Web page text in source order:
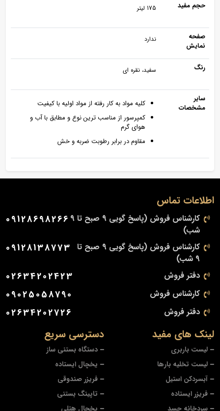
حجم مفید 175 لیتر
صفحه
نمایش
ندارد
رنگ سفید، نقره ای
سایر
مشخصات
کلیه مواد به کار رفته از مواد اولیه با کیفیت
کمپرسور از مناسب ترین نوع و مطابق با آب و
هوای گرم
مقاوم در برابر رطوبت ضربه و خش
دسترسی سریع
دستگاه بستنی ساز
یخچال ایستاده
فریزر صندوقی
تاپینگ بستنی
یخچال هتلی
لینک های مفید
لیست باربری
لیست تخلیه بارها
آبسردکن استیل
فریزر ایستاده
سردخانه جسد
اطلاعات تماس
کارشناس فروش (پاسخ گویی 9 صبح تا 9
شب)
09128698266
کارشناس فروش (پاسخ گویی 9 صبح تا
9 شب)
09128138773
دفتر فروش 02634202423
کارشناس فروش 09025058790
دفتر فروش 02634202726